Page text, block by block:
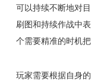
可以持续不断地对
刷图和持续作战中
个需要精准的时机
玩家需要根据自身